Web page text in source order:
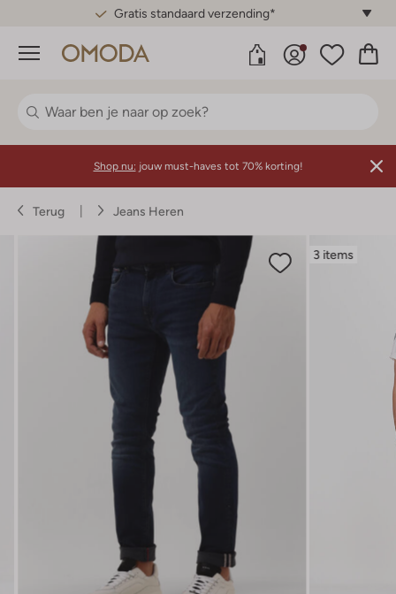
Gratis standaard verzending*
Menu
Shop nu: jouw must-haves tot 70% korting!
Terug Jeans Heren
3 items